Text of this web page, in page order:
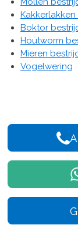
Boktor
Houtworm
Mieren
Vogelwering